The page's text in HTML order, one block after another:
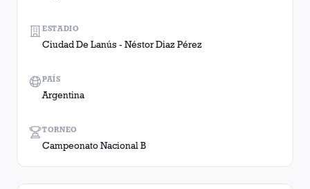
TORNEO
Campeonato Nacional B
ESTADIO
Ciudad De Lanús - Néstor Diaz Pérez
PAÍS
Argentina